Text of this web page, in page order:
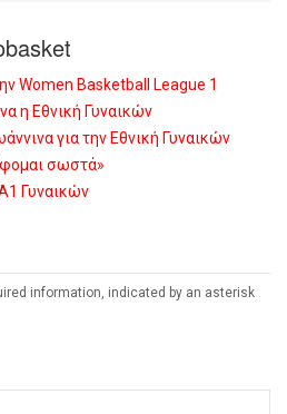
Women Basketball League 1
η Εθνική Γυναικών
για την Εθνική Γυναικών
σωστά»
Γυναικών
information, indicated by an asterisk